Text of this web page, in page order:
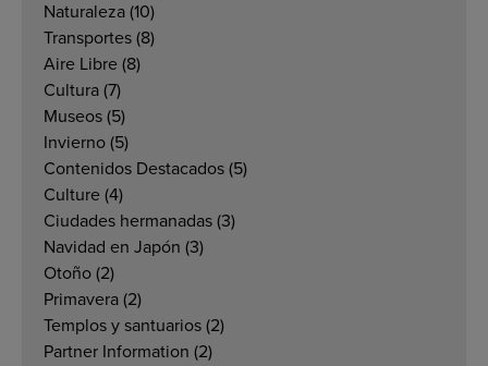
Naturaleza (10)
Transportes (8)
Aire Libre (8)
Cultura (7)
Museos (5)
Invierno (5)
Contenidos Destacados (5)
Culture (4)
Ciudades hermanadas (3)
Navidad en Japón (3)
Otoño (2)
Primavera (2)
Templos y santuarios (2)
Partner Information (2)